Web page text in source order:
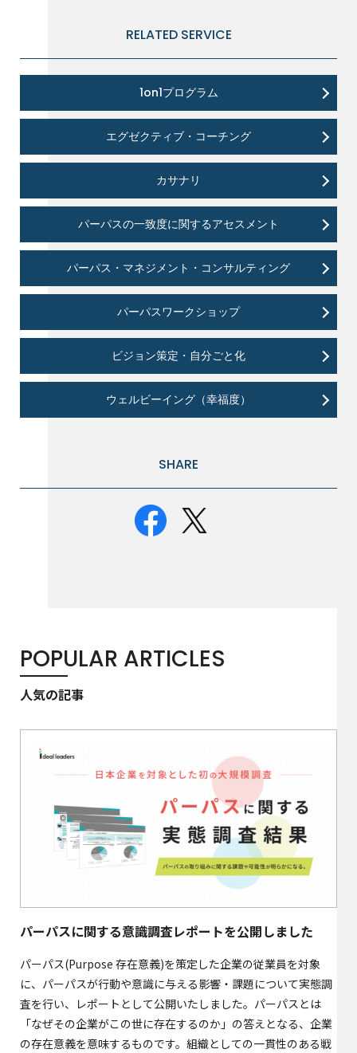
RELATED SERVICE
1on1プログラム
エグゼクティブ・コーチング
カサナリ
パーパスの一致度に関するアセスメント
パーパス・マネジメント・コンサルティング
パーパスワークショップ
ビジョン策定・自分ごと化
ウェルビーイング（幸福度）
SHARE
POPULAR ARTICLES
人気の記事
パーパスに関する意識調査レポートを公開しました
パーパス(Purpose 存在意義)を策定した企業の従業員を対象
に、パーパスが行動や意識に与える影響・課題について実態調
査を行い、レポートとして公開いたしました。パーパスとは
「なぜその企業がこの世に存在するのか」の答えとなる、企業
の存在意義を意味するものです。組織としての一貫性のある戦